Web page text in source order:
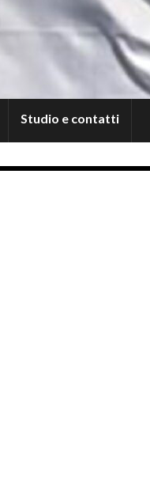
Studio e contatti